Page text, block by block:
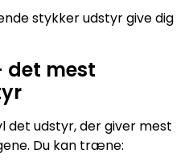
stykker udstyr give dig
det mest
udstyr, der giver mest
Du kan træne: